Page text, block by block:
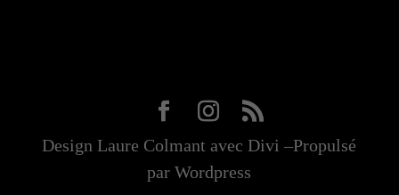
Design Laure Colmant avec Divi –Propulsé
par Wordpress